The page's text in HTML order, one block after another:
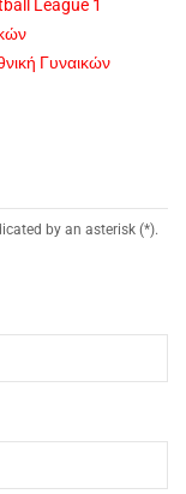
League 1
Γυναικών
by an asterisk (*).